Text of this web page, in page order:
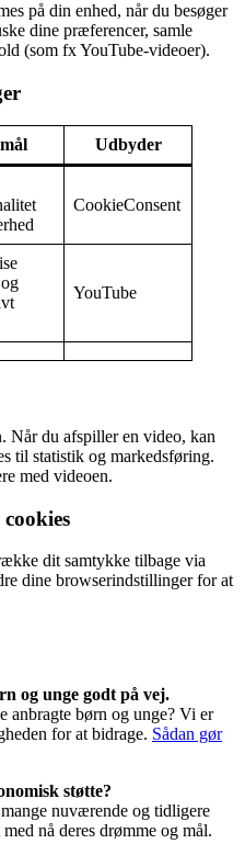
på din enhed, når du besøger
dine præferencer, samle
(som fx YouTube-videoer).
Udbyder
CookieConsent
YouTube
Når du afspiller en video, kan
til statistik og markedsføring.
med videoen.
dit samtykke tilbage via
dine browserindstillinger for at
og unge godt på vej.
børn og unge? Vi er
for at bidrage. Sådan gør
støtte?
nuværende og tidligere
nå deres drømme og mål.